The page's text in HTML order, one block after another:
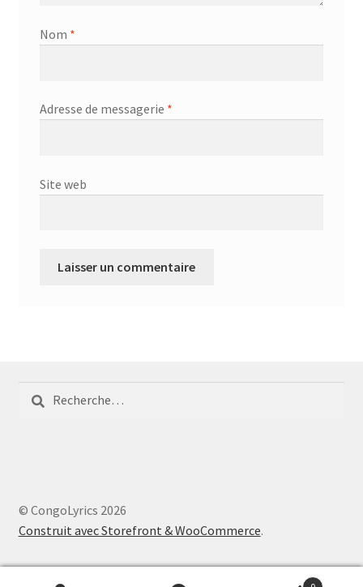
Nom *
Adresse de messagerie *
Site web
Rechercher :
© CongoLyrics 2026
Construit avec Storefront & WooCommerce.